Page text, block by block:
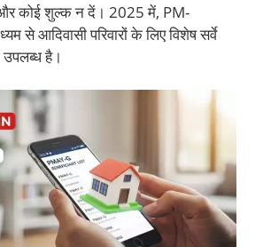
कोई शुल्क न दें। 2025 में, PM-
से आदिवासी परिवारों के लिए विशेष सर्वे
है।